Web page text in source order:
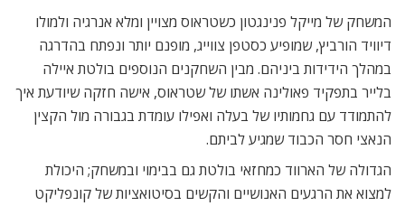
המשחק של מייקל פנינגטון כשטראוס מצויין ומלא אנרגיה ולמולו
דיוויד הורביץ, שמופיע כסטפן צווייג, מופנם יותר ונפתח בהדרגה
במהלך הידידות ביניהם. מבין השחקנים הנוספים בולטת איילה
בלייר בתפקיד פאולינה אשתו של שטראוס, אישה חזקה שיודעת איך
להתמודד עם גחמותיו של בעלה ואפילו עומדת בגבורה מול הקצין
הנאצי חסר הכבוד שמגיע לביתם.
הגדולה של הארווד כמחזאי בולטת גם בבימוי ובמשחק; היכולת
למצוא את הרגעים האנושיים והקשים בסיטואציות של קונפליקט